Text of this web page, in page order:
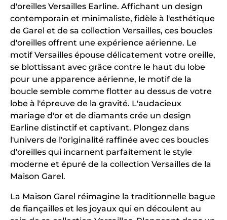
d'oreilles Versailles Earline. Affichant un design
contemporain et minimaliste, fidèle à l'esthétique
de Garel et de sa collection Versailles, ces boucles
d'oreilles offrent une expérience aérienne. Le
motif Versailles épouse délicatement votre oreille,
se blottissant avec grâce contre le haut du lobe
pour une apparence aérienne, le motif de la
boucle semble comme flotter au dessus de votre
lobe à l'épreuve de la gravité. L'audacieux
mariage d'or et de diamants crée un design
Earline distinctif et captivant. Plongez dans
l'univers de l'originalité raffinée avec ces boucles
d'oreilles qui incarnent parfaitement le style
moderne et épuré de la collection Versailles de la
Maison Garel.
La Maison Garel réimagine la traditionnelle bague
de fiançailles et les joyaux qui en découlent au